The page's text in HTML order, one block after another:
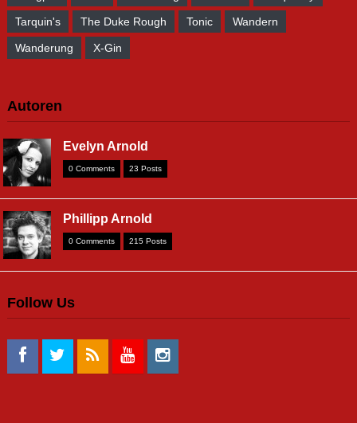
Tarquin's The Duke Rough Tonic Wandern
Wanderung X-Gin
Autoren
Evelyn Arnold
0 Comments 23 Posts
Phillipp Arnold
0 Comments 215 Posts
Follow Us